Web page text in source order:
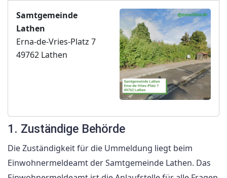
Samtgemeinde
Lathen
Erna-de-Vries-Platz 7
49762 Lathen
1. Zuständige Behörde
Die Zuständigkeit für die Ummeldung liegt beim
Einwohnermeldeamt der Samtgemeinde Lathen. Das